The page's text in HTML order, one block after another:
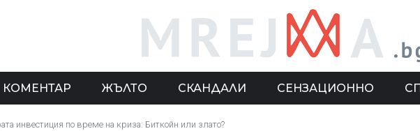
КОМЕНТАР ЖЪЛТО СКАНДАЛИ СЕНЗАЦИОННО
инвестиция по време на криза: Биткойн или злато?